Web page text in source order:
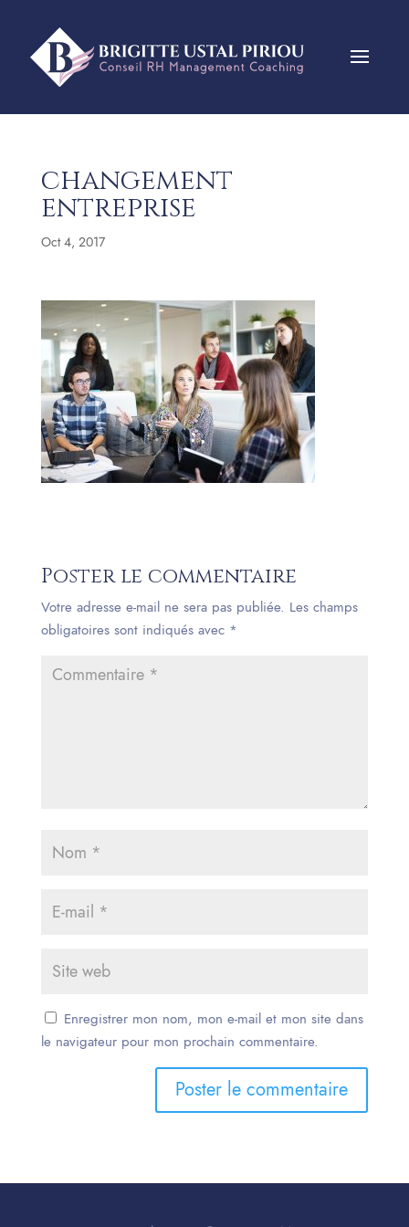
changement
entreprise
Oct 4, 2017
Poster le commentaire
Votre adresse e-mail ne sera pas publiée. Les champs
obligatoires sont indiqués avec *
Enregistrer mon nom, mon e-mail et mon site dans
le navigateur pour mon prochain commentaire.